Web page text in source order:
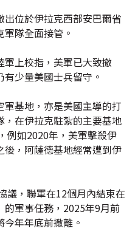
位於伊拉克西部安巴爾省
隊全面接管。
軍上校指，美軍已大致撤
少量美國士兵留守。
基地，亦是美國主導的打
在伊拉克駐紮的主要基地
例如2020年，美軍擊殺伊
，阿薩德基地經常遭到伊
議，聯軍在12個月內結束在
軍事任務，2025年9月前
年年底前撤離。